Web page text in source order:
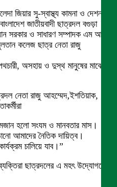
জিয়ার সু-স্বাস্থ্য কামনা ও দেশনায়ক
জাতীয়বাদী ছাত্রদল বগুড়া
সরকার ও সাধারণ সম্পাদক এম আর
কলেজ ছাত্র নেতা রাজু
অসহায় ও দুস্থ মানুষের মাঝে
নেতা রাজু আহম্মেদ,ইশতিয়াক,
হলো সংযম ও মানবতার মাস।
আমাদের নৈতিক দায়িত্ব।
চালিয়ে যাব।”
ছাত্রদলের এ মহৎ উদ্যোগকে